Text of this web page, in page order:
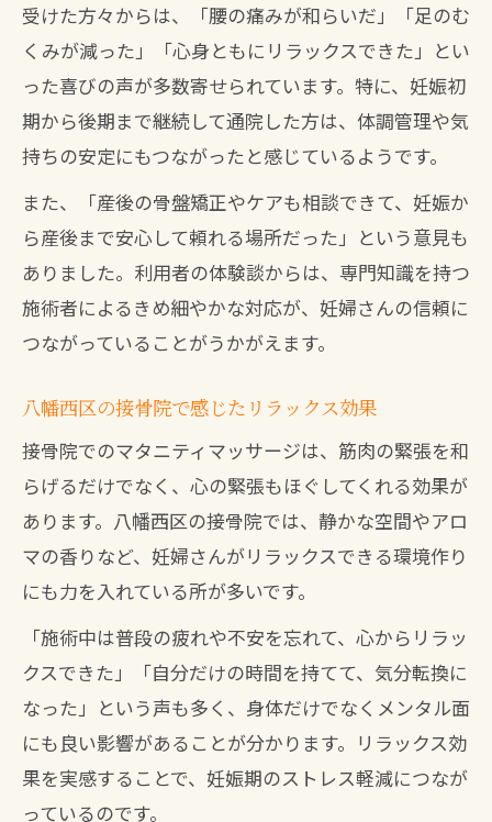
受けた方々からは、「腰の痛みが和らいだ」「足のむ
くみが減った」「心身ともにリラックスできた」とい
った喜びの声が多数寄せられています。特に、妊娠初
期から後期まで継続して通院した方は、体調管理や気
持ちの安定にもつながったと感じているようです。
また、「産後の骨盤矯正やケアも相談できて、妊娠か
ら産後まで安心して頼れる場所だった」という意見も
ありました。利用者の体験談からは、専門知識を持つ
施術者によるきめ細やかな対応が、妊婦さんの信頼に
つながっていることがうかがえます。
八幡西区の接骨院で感じたリラックス効果
接骨院でのマタニティマッサージは、筋肉の緊張を和
らげるだけでなく、心の緊張もほぐしてくれる効果が
あります。八幡西区の接骨院では、静かな空間やアロ
マの香りなど、妊婦さんがリラックスできる環境作り
にも力を入れている所が多いです。
「施術中は普段の疲れや不安を忘れて、心からリラッ
クスできた」「自分だけの時間を持てて、気分転換に
なった」という声も多く、身体だけでなくメンタル面
にも良い影響があることが分かります。リラックス効
果を実感することで、妊娠期のストレス軽減につなが
っているのです。